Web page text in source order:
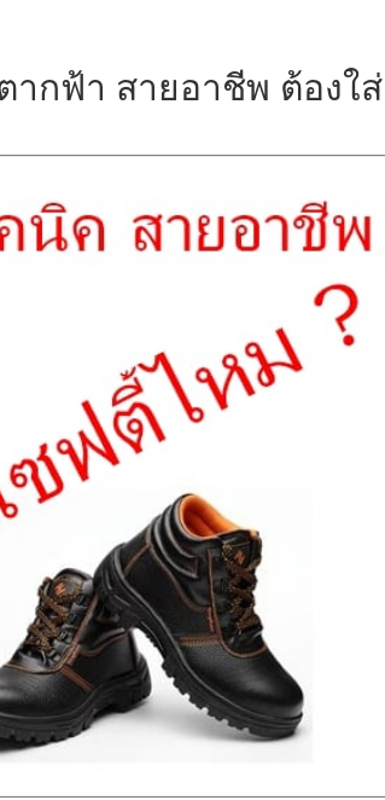
ากฟ้า สายอาชีพ ต้องใส่